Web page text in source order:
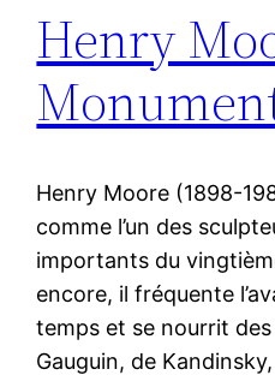
Henry
Henry Moore (1898-
comme l’un des
importants du
encore, il fréquente
temps et se nourrit
Gauguin, de